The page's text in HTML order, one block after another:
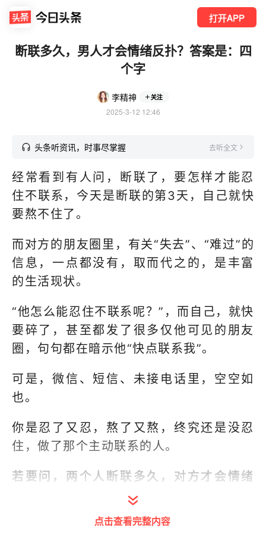
打开APP
断联多久，男人才会情绪反扑？答案是：四
个字
李精神 关注
2025-3-12 12:46
头条听资讯，时事尽掌握 去听全文
经常看到有人问，断联了，要怎样才能忍
住不联系，今天是断联的第3天，自己就快
要熬不住了。
而对方的朋友圈里，有关“失去”、“难过”的
信息，一点都没有，取而代之的，是丰富
的生活现状。
“他怎么能忍住不联系呢？”，而自己，就快
要碎了，甚至都发了很多仅他可见的朋友
圈，句句都在暗示他“快点联系我”。
可是，微信、短信、未接电话里，空空如
也。
你是忍了又忍，熬了又熬，终究还是没忍
住，做了那个主动联系的人。
若要问，两个人断联多久，对方才会情绪
反扑？其实就四个字。
1、真心想跟你在一起的人：无法忍受
点击查看完整内容